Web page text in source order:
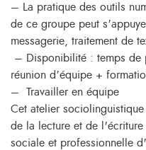
– La pratique des outils
de ce groupe peut
messagerie, traitement de
– Disponibilité : temps de
réunion d’équipe +
– Travailler en équipe
Cet atelier
de la lecture et de
sociale et professionnelle